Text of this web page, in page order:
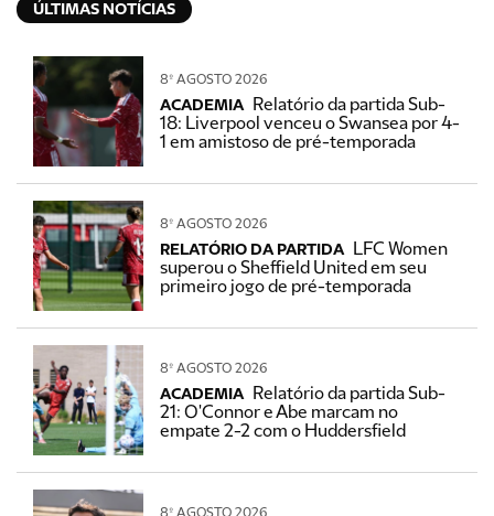
ÚLTIMAS NOTÍCIAS
8º AGOSTO 2026
ACADEMIA
Relatório da partida Sub-
18: Liverpool venceu o Swansea por 4-
1 em amistoso de pré-temporada
8º AGOSTO 2026
RELATÓRIO DA PARTIDA
LFC Women
superou o Sheffield United em seu
primeiro jogo de pré-temporada
8º AGOSTO 2026
ACADEMIA
Relatório da partida Sub-
21: O'Connor e Abe marcam no
empate 2-2 com o Huddersfield